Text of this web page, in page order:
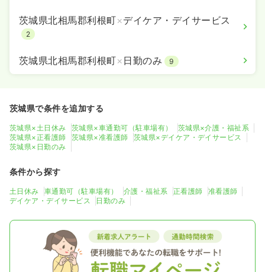
茨城県北相馬郡利根町×デイケア・デイサービス
2
茨城県北相馬郡利根町× 日勤のみ 9
茨城県で条件を追加する
茨城県×土日休み 茨城県×車通勤可（駐車場有）
茨城県×介護・福祉系
茨城県×正看護師
茨城県×准看護師
茨城県×デイケア・デイサービス
茨城県×日勤のみ
条件から探す
土日休み 車通勤可（駐車場有） 介護・福祉系 正看護師
准看護師
デイケア・デイサービス
日勤のみ